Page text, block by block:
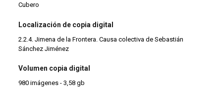
Cubero
Localización de copia digital
2.2.4. Jimena de la Frontera. Causa colectiva de Sebastián
Sánchez Jiménez
Volumen copia digital
980 imágenes - 3,58 gb